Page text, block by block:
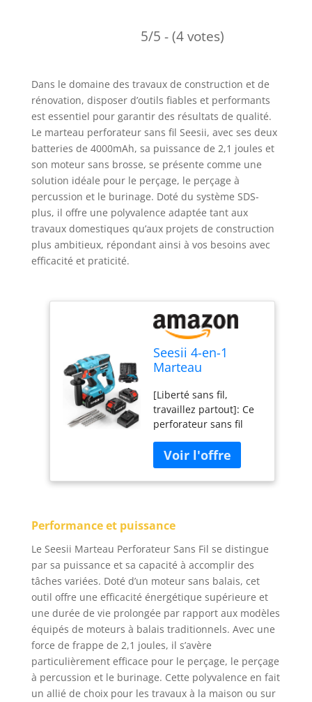
5/5 - (4 votes)
Dans le domaine des travaux de construction et de
rénovation, disposer d’outils fiables et performants
est essentiel pour garantir des résultats de qualité.
Le marteau perforateur sans fil Seesii, avec ses deux
batteries de 4000mAh, sa puissance de 2,1 joules et
son moteur sans brosse, se présente comme une
solution idéale pour le perçage, le perçage à
percussion et le burinage. Doté du système SDS-
plus, il offre une polyvalence adaptée tant aux
travaux domestiques qu’aux projets de construction
plus ambitieux, répondant ainsi à vos besoins avec
efficacité et praticité.
Seesii 4-en-1
Marteau
Fil: 2 x 4,0Ah
Batteries, 2,1J,
Moteur sans
Brosse, SDS-plus,
Dispositif de
Sécurité Anti-
torsion, Perceuse
le Bricolage
[Liberté sans fil,
travaillez partout]: Ce
perforateur sans fil
kg) offre une
portabilité maximale
pour vos projets sur
compacte en fait un
sans fil pratique pour
les espaces exigus,
garantissant confort et
contrôle aux artisans,
propriétaires et
bricoleurs. Plus besoin
de rallonge, seulement
des outils
électroportatifs fiables
pour les travaux
Performance et puissance
Le Seesii Marteau Perforateur Sans Fil se distingue
par sa puissance et sa capacité à accomplir des
tâches variées. Doté d’un moteur sans balais, cet
outil offre une efficacité énergétique supérieure et
une durée de vie prolongée par rapport aux modèles
équipés de moteurs à balais traditionnels. Avec une
force de frappe de 2,1 joules, il s’avère
particulièrement efficace pour le perçage, le perçage
à percussion et le burinage. Cette polyvalence en fait
un allié de choix pour les travaux à la maison ou sur